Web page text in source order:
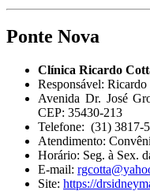
Ponte Nova
Clínica Ricardo
Responsável: Ricardo
Avenida Dr. José
CEP: 35430-213
Telefone: (31) 3817-
Atendimento:
Horário: Seg. à Sex.
E-mail:
Site: https://